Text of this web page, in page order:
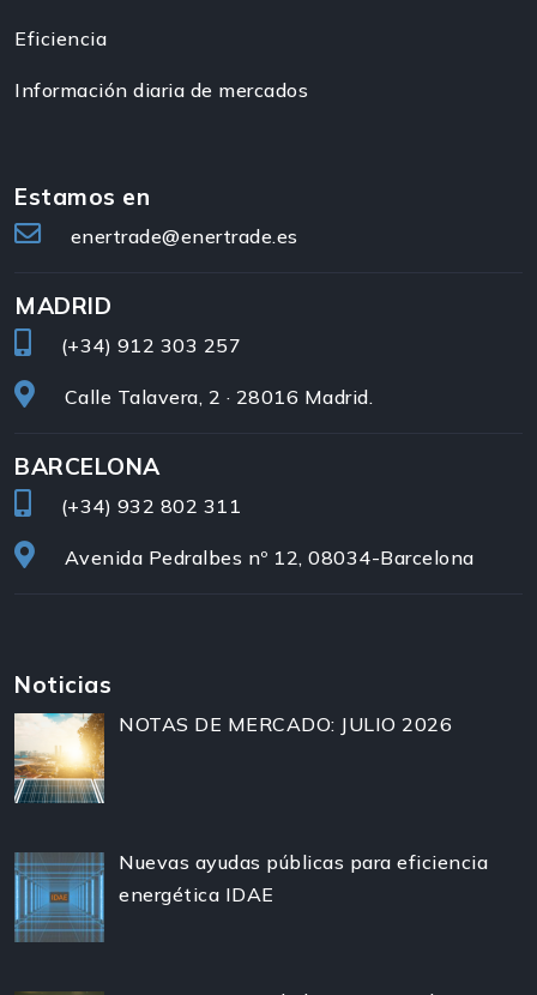
Eficiencia
Información diaria de mercados
Estamos en
enertrade@enertrade.es
MADRID
(+34) 912 303 257
Calle Talavera, 2 · 28016 Madrid.
BARCELONA
(+34) 932 802 311
Avenida Pedralbes nº 12, 08034-Barcelona
Noticias
NOTAS DE MERCADO: JULIO 2026
Nuevas ayudas públicas para eficiencia
energética IDAE